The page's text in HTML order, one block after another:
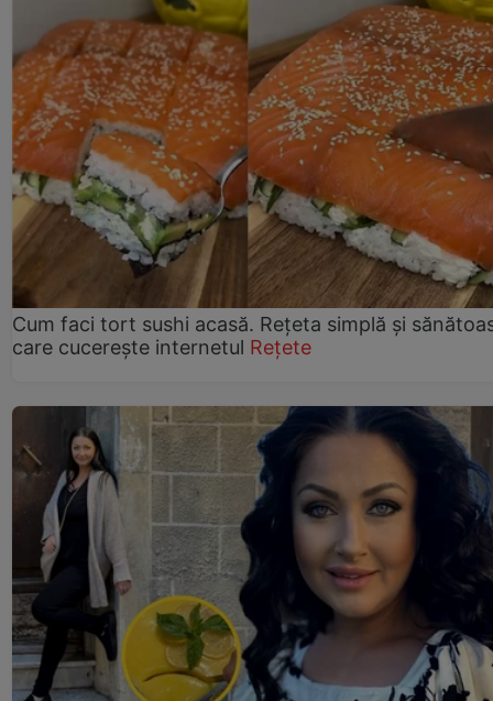
Cum faci tort sushi acasă. Rețeta simplă și
care cucerește internetul Rețete